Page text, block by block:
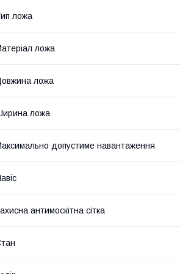
ложа
ложа
ложа
ложа
допустиме навантаження
антимоскітна сітка